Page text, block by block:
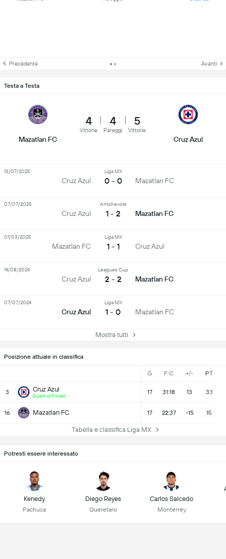
Posizione attuale in classifica
G F:C +/- PT
3 Cruz Azul
Quarti di Finale
17 31:18 13 33
16 Mazatlan FC 17 22:37 -15 15
Tabella e classifica Liga MX
Precedente Avanti
Testa a Testa
Mazatlan FC
4
Vittorie
4
Pareggi
5
Vittorie
Cruz Azul
Cruz Azul
Liga MX
0 - 0 Mazatlan FC
13/07/2025
Cruz Azul
Amichevole
1 - 2 Mazatlan FC
07/07/2025
Mazatlan FC
Liga MX
1 - 1 Cruz Azul
01/03/2025
Cruz Azul
Leagues Cup
2 - 2 Mazatlan FC
14/08/2024
Cruz Azul
Liga MX
1 - 0 Mazatlan FC
07/07/2024
Mostra tutti
Potresti essere interessato
Kenedy
Pachuca
Diego Reyes
Queretaro
Carlos Salcedo
Monterrey